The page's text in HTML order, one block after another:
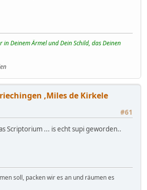
in Deinem Ärmel und Dein Schild, das Deinen
,Miles de Kirkele
#61
Scriptorium ... is echt supi geworden..
soll, packen wir es an und räumen es